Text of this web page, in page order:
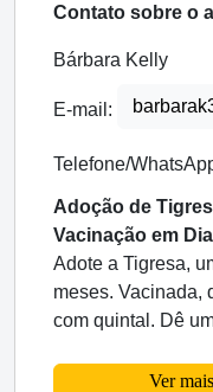
Contato sobre o
Bárbara Kelly
E-mail:
Telefone/
Adoção de
Vacinação em Dia
Adote a Tigresa,
meses. Vacinada,
com quintal. Dê
Ver